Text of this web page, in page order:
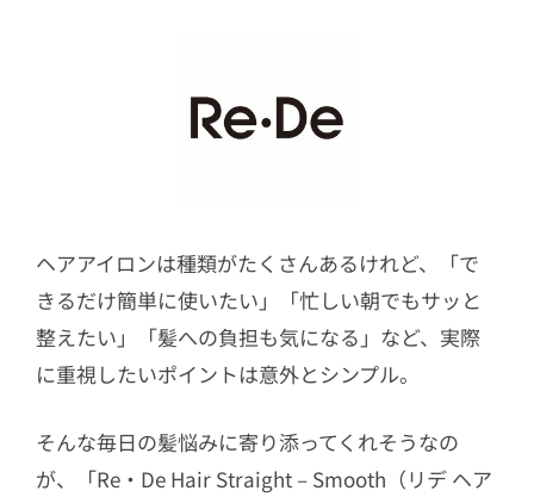
ヘアアイロンは種類がたくさんあるけれど、「で
きるだけ簡単に使いたい」「忙しい朝でもサッと
整えたい」「髪への負担も気になる」など、実際
に重視したいポイントは意外とシンプル。
そんな毎日の髪悩みに寄り添ってくれそうなの
が、「Re・De Hair Straight – Smooth（リデ ヘア